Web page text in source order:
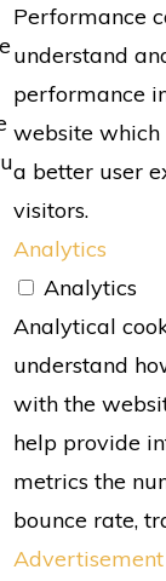
Performance
understand
performance
website which
a better user
visitors.
Analytics
Analytics
Analytical
understand
with the
help provide
metrics the
bounce rate,
Advertisement